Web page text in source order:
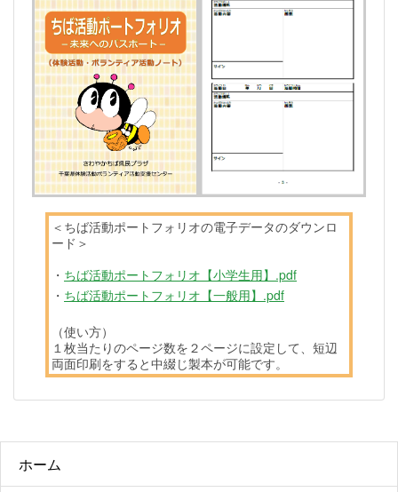
ホーム
＜ちば活動ポートフォリオの電子データのダウンロ
ード＞
・ ちば活動ポートフォリオ【小学生用】.pdf
・ ちば活動ポートフォリオ【一般用】.pdf
（使い方）
１枚当たりのページ数を２ページに設定して、短辺
両面印刷をすると中綴じ製本が可能です。